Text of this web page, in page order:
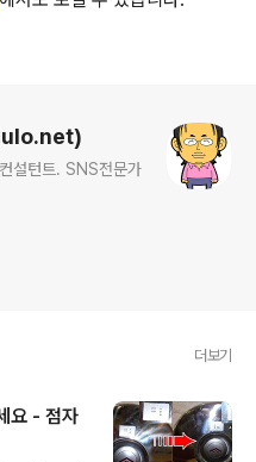
설턴트. SNS전문가
더보기
요 - 점자